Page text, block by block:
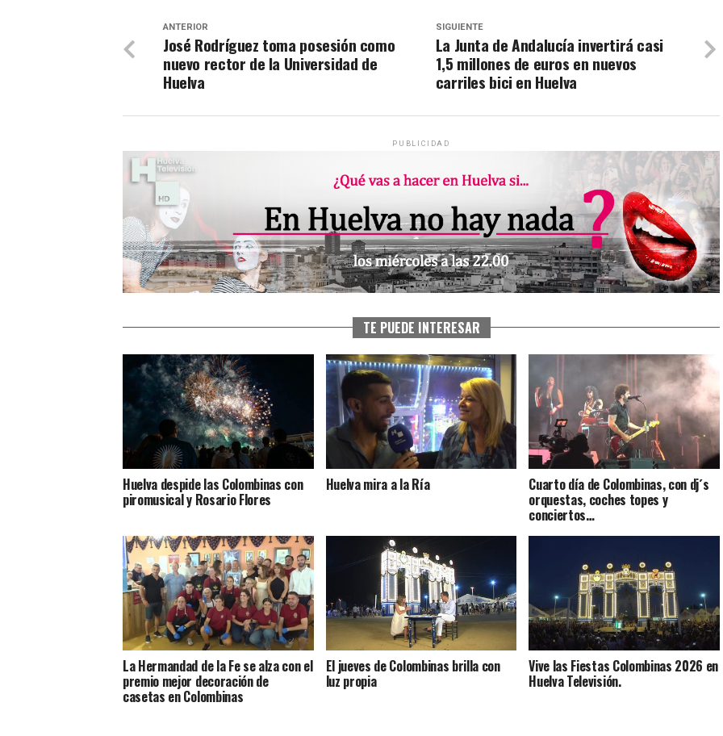
SIGUIENTE
La Junta de Andalucía invertirá casi
1,5 millones de euros en nuevos
carriles bici en Huelva
ANTERIOR
José Rodríguez toma posesión como
nuevo rector de la Universidad de
Huelva
PUBLICIDAD
TE PUEDE INTERESAR
Huelva despide las Colombinas con
piromusical y Rosario Flores
Huelva mira a la Ría Cuarto día de Colombinas, con dj´s
orquestas, coches topes y
conciertos…
La Hermandad de la Fe se alza con el
premio mejor decoración de
casetas en Colombinas
El jueves de Colombinas brilla con
luz propia
Vive las Fiestas Colombinas 2026 en
Huelva Televisión.